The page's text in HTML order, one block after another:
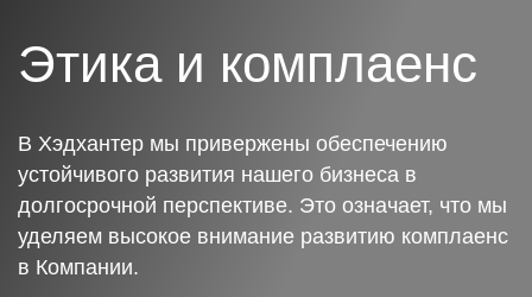
Этика и комплаенс
В Хэдхантер мы привержены обеспечению
устойчивого развития нашего бизнеса в
долгосрочной перспективе. Это означает, что мы
уделяем высокое внимание развитию комплаенс
в Компании.